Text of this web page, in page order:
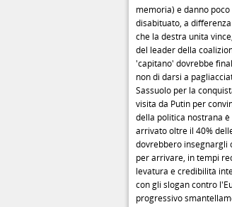
memoria) e danno
disabituato, a
che la destra unita
del leader della
'capitano' dovrebbe
non di darsi a
Sassuolo per la
visita da Putin per
della politica nostrana
arrivato oltre il 40%
dovrebbero insegnargli
per arrivare, in tempi
levatura e credibilità
con gli slogan contro
progressivo